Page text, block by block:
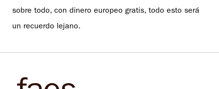
sobre todo, con dinero europeo gratis, todo esto será
un recuerdo lejano.